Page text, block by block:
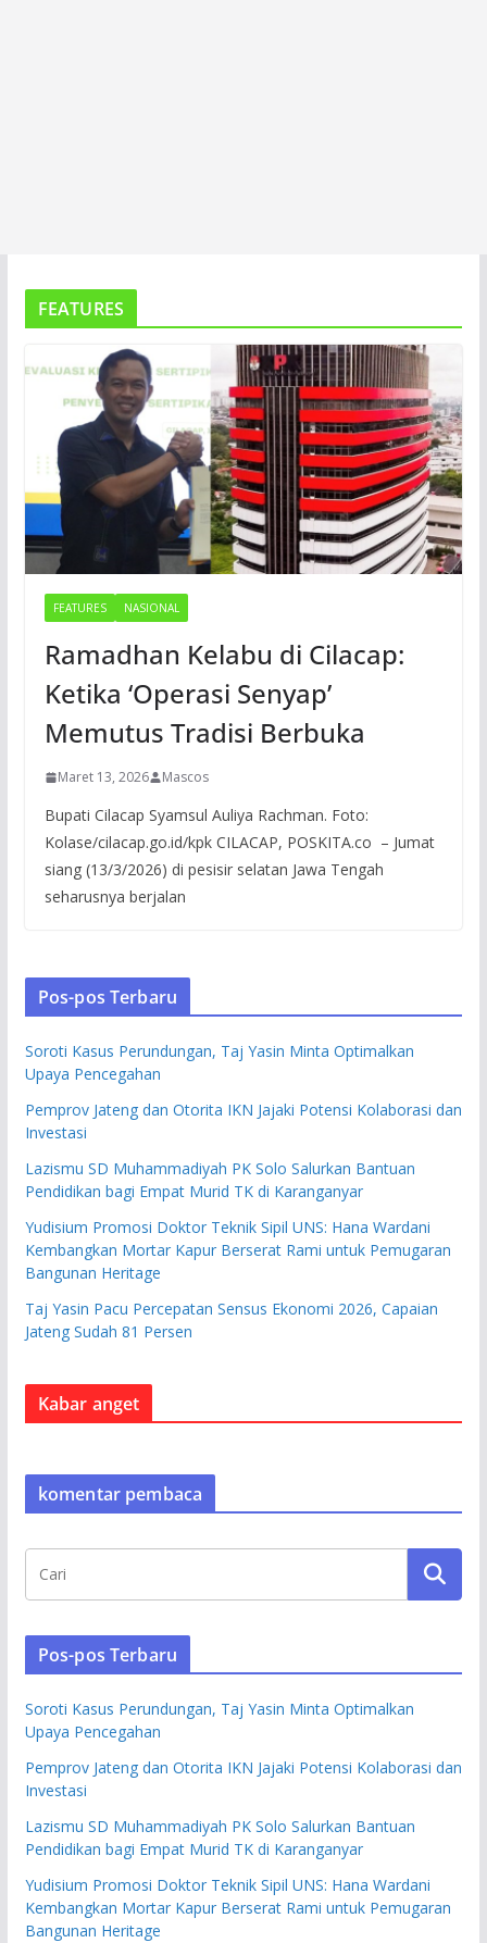
FEATURES
FEATURES NASIONAL
Ramadhan Kelabu di Cilacap:
Ketika ‘Operasi Senyap’
Memutus Tradisi Berbuka
Maret 13, 2026 Mascos
Bupati Cilacap Syamsul Auliya Rachman. Foto:
Kolase/cilacap.go.id/kpk CILACAP, POSKITA.co – Jumat
siang (13/3/2026) di pesisir selatan Jawa Tengah
seharusnya berjalan
Pos-pos Terbaru
Soroti Kasus Perundungan, Taj Yasin Minta Optimalkan
Upaya Pencegahan
Pemprov Jateng dan Otorita IKN Jajaki Potensi Kolaborasi dan
Investasi
Lazismu SD Muhammadiyah PK Solo Salurkan Bantuan
Pendidikan bagi Empat Murid TK di Karanganyar
Yudisium Promosi Doktor Teknik Sipil UNS: Hana Wardani
Kembangkan Mortar Kapur Berserat Rami untuk Pemugaran
Bangunan Heritage
Taj Yasin Pacu Percepatan Sensus Ekonomi 2026, Capaian
Jateng Sudah 81 Persen
Kabar anget
komentar pembaca
Pos-pos Terbaru
Soroti Kasus Perundungan, Taj Yasin Minta Optimalkan
Upaya Pencegahan
Pemprov Jateng dan Otorita IKN Jajaki Potensi Kolaborasi dan
Investasi
Lazismu SD Muhammadiyah PK Solo Salurkan Bantuan
Pendidikan bagi Empat Murid TK di Karanganyar
Yudisium Promosi Doktor Teknik Sipil UNS: Hana Wardani
Kembangkan Mortar Kapur Berserat Rami untuk Pemugaran
Bangunan Heritage